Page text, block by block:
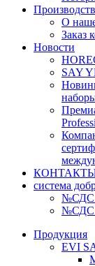
О
Заказ
Новости
SAY
система
Продукция
EVI